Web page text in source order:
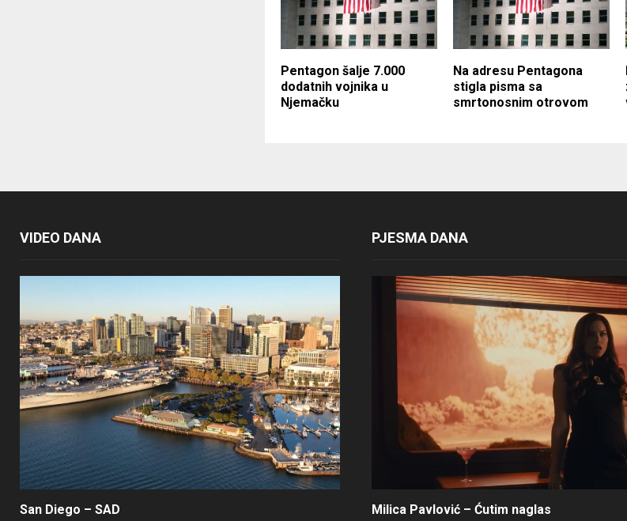
Pentagon šalje 7.000
dodatnih vojnika u
Njemačku
Na adresu Pentagona
stigla pisma sa
smrtonosnim otrovom
VIDEO DANA
San Diego – SAD
PJESMA DANA
Milica Pavlović – Ćutim naglas